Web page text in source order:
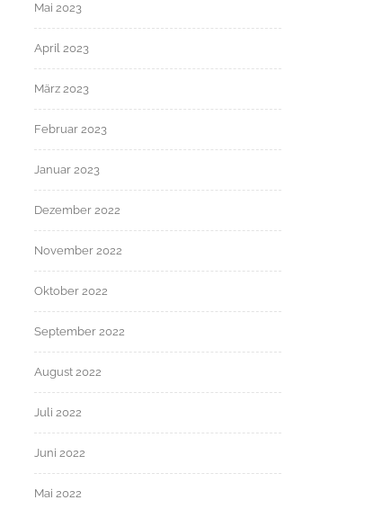
Mai 2023
April 2023
März 2023
Februar 2023
Januar 2023
Dezember 2022
November 2022
Oktober 2022
September 2022
August 2022
Juli 2022
Juni 2022
Mai 2022